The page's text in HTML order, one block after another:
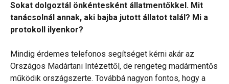
Sokat dolgoztál önkéntesként állatmentőkkel. Mit
tanácsolnál annak, aki bajba jutott állatot talál? Mi a
protokoll ilyenkor?
Mindig érdemes telefonos segítséget kérni akár az
Országos Madártani Intézettől, de rengeteg madármentős
működik országszerte. Továbbá nagyon fontos, hogy a